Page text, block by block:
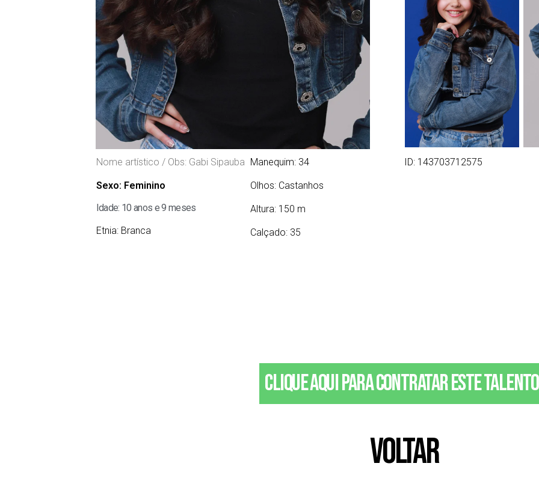
Nome artístico / Obs: Gabi Sipauba
Sexo: Feminino
Idade: 10 anos e 9 meses
Etnia: Branca
Manequim: 34
Olhos: Castanhos
Altura: 150 m
Calçado: 35
ID: 143703712575
Clique aqui para contratar este talento
VOLTAR